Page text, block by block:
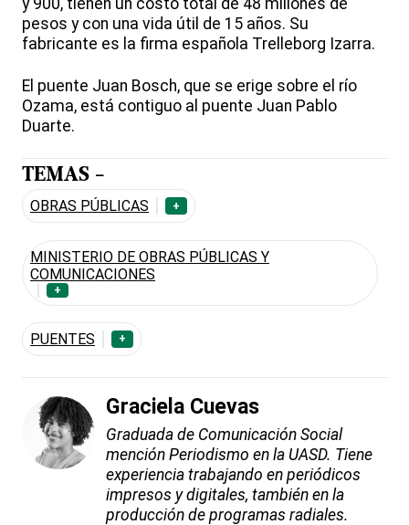
y 900, tienen un costo total de 48 millones de
pesos y con una vida útil de 15 años. Su
fabricante es la firma española Trelleborg Izarra.
El puente Juan Bosch, que se erige sobre el río
Ozama, está contiguo al puente Juan Pablo
Duarte.
TEMAS -
OBRAS PÚBLICAS +
MINISTERIO DE OBRAS PÚBLICAS Y
COMUNICACIONES
+
PUENTES +
Graciela Cuevas
Graduada de Comunicación Social
mención Periodismo en la UASD. Tiene
experiencia trabajando en periódicos
impresos y digitales, también en la
producción de programas radiales.